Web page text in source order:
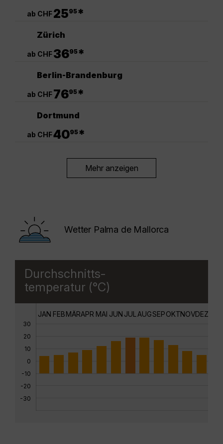
ab CHF2595*
Zürich
ab CHF3695*
Berlin-Brandenburg
ab CHF7695*
Dortmund
ab CHF4095*
Mehr anzeigen
Wetter Palma de Mallorca
Durchschnitts-
temperatur (°C)
30
20
10
0
-10
-20
-30
JAN FEBMÄRAPR MAI JUN JUL AUGSEPOKTNOVDEZ